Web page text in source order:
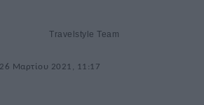
Travelstyle Team
26 Μαρτίου 2021, 11:17